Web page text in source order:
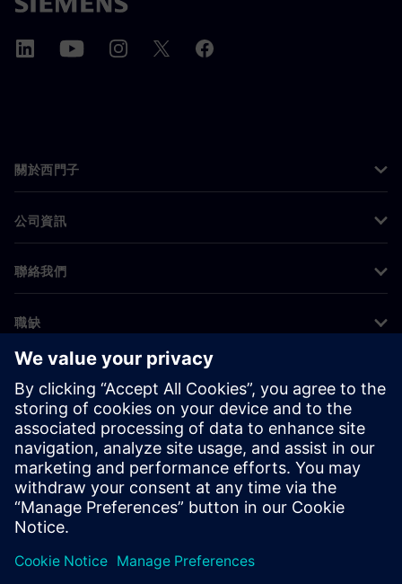
關於西門子
公司資訊
聯絡我們
職缺
©Siemens 2026
公司資訊
隱私權聲明
Cookie 通知
使用條款